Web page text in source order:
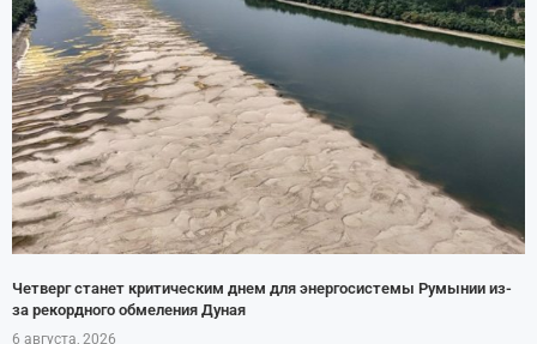
Четверг станет критическим днем для энергосистемы Румынии из-
за рекордного обмеления Дуная
6 августа, 2026